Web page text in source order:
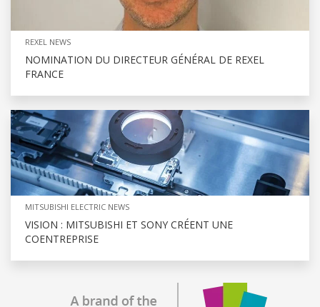
REXEL NEWS
NOMINATION DU DIRECTEUR GÉNÉRAL DE REXEL
FRANCE
MITSUBISHI ELECTRIC NEWS
VISION : MITSUBISHI ET SONY CRÉENT UNE
COENTREPRISE